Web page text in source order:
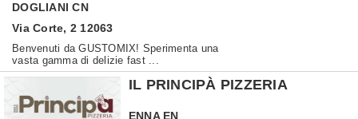
DOGLIANI CN
Via Corte, 2 12063
Benvenuti da GUSTOMIX! Sperimenta una
vasta gamma di delizie fast ...
IL PRINCIPÀ PIZZERIA
ENNA EN